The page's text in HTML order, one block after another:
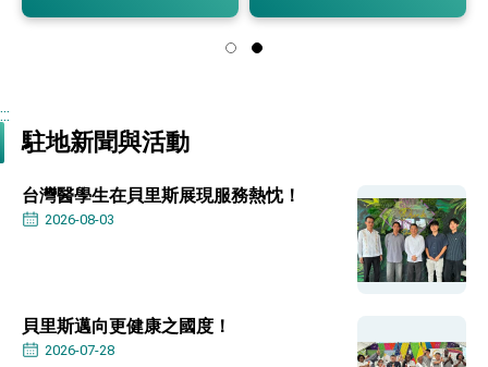
述印太安全局勢，籲深化台印尼半導體供應鏈合
成「臺美對等貿易協定」簽署
利戰略地位 全力支持「臺美對等貿易協定」簽署
外交部與數位發展部攜手合作，整合台灣雄厚數
外交部長林佳龍主持第35次「參與亞太經濟合作
「總合外交」與台歐美日關係深化
總統以「韌性之島，希望之光」為題發表2026新
:::
駐地新聞與活動
台灣醫學生在貝里斯展現服務熱忱！
2026-08-03
貝里斯邁向更健康之國度！
2026-07-28